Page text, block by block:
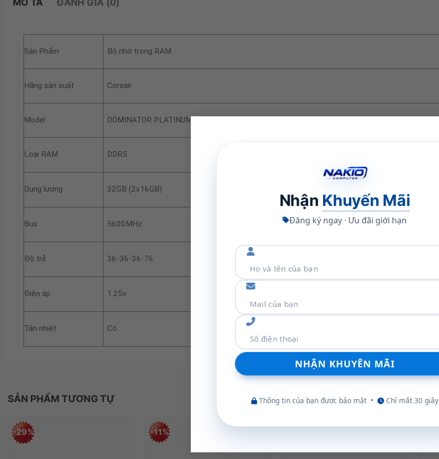
Nhận Khuyến Mãi
Đăng ký ngay · Ưu đãi giới hạn
Thông tin của bạn được bảo mật • Chỉ mất 30 giây
MÔ TẢ ĐÁNH GIÁ (0)
Sản Phẩm Bộ nhớ trong RAM
Hãng sản xuất Corsair
Model DOMINATOR PLATINUM RGB White (CMT32GX5M2B5600C36W)
Loại RAM DDR5
Dung lượng 32GB (2x16GB)
Bus 5600MHz
Độ trễ 36-36-36-76
Điện áp 1.25v
Tản nhiệt Có
SẢN PHẨM TƯƠNG TỰ
-29% -11%